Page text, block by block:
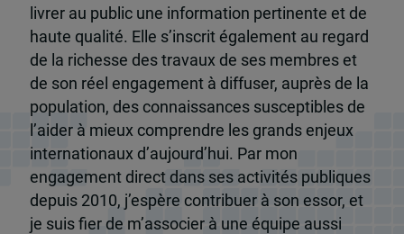
livrer au public une information pertinente et de
haute qualité. Elle s’inscrit également au regard
de la richesse des travaux de ses membres et
de son réel engagement à diffuser, auprès de la
population, des connaissances susceptibles de
l’aider à mieux comprendre les grands enjeux
internationaux d’aujourd’hui. Par mon
engagement direct dans ses activités publiques
depuis 2010, j’espère contribuer à son essor, et
je suis fier de m’associer à une équipe aussi